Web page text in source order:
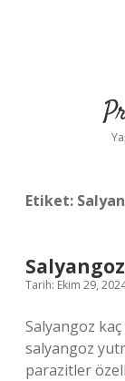
Etiket:
Tarih: Ekim 29,
Salyangoz
salyangoz
parazitler